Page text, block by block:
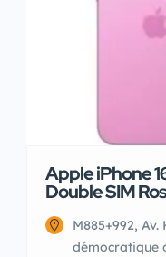
Apple iPhone
Double SIM
M885+992,
démocratique